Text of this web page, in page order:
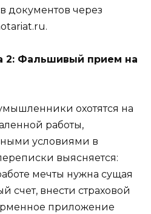
документов через
2: Фальшивый прием на
охотятся на
работы,
условиями в
выясняется:
мечты нужна сущая
счет, внести страховой
приложение